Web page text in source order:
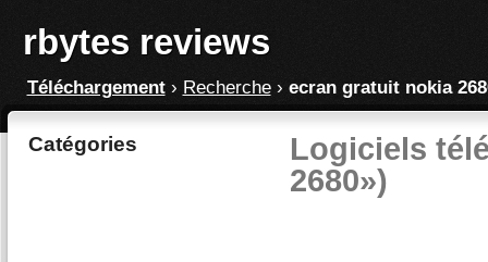
rbytes reviews
Téléchargement› Recherche› ecran gratuit nokia
Catégories
Logiciels
2680»)